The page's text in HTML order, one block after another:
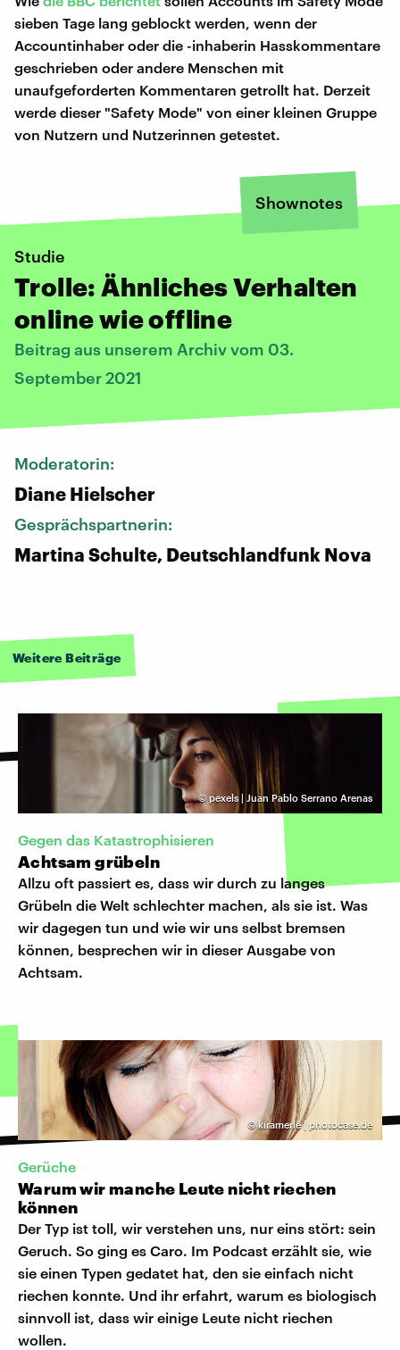
sieben Tage lang geblockt werden, wenn der
Accountinhaber oder die -inhaberin Hasskommentare
geschrieben oder andere Menschen mit
unaufgeforderten Kommentaren getrollt hat. Derzeit
werde dieser "Safety Mode" von einer kleinen Gruppe
von Nutzern und Nutzerinnen getestet.
Shownotes
Studie
Trolle: Ähnliches Verhalten
online wie offline
Beitrag aus unserem Archiv vom 03.
September 2021
Moderatorin:
Diane Hielscher
Gesprächspartnerin:
Martina Schulte, Deutschlandfunk Nova
Weitere Beiträge
© pexels | Juan Pablo Serrano Arenas
Gegen das Katastrophisieren
Achtsam grübeln
Allzu oft passiert es, dass wir durch zu langes
Grübeln die Welt schlechter machen, als sie ist. Was
wir dagegen tun und wie wir uns selbst bremsen
können, besprechen wir in dieser Ausgabe von
Achtsam.
©kiramerle | photocase.de
Gerüche
Warum wir manche Leute nicht riechen
können
Der Typ ist toll, wir verstehen uns, nur eins stört: sein
Geruch. So ging es Caro. Im Podcast erzählt sie, wie
sie einen Typen gedatet hat, den sie einfach nicht
riechen konnte. Und ihr erfahrt, warum es biologisch
sinnvoll ist, dass wir einige Leute nicht riechen
wollen.